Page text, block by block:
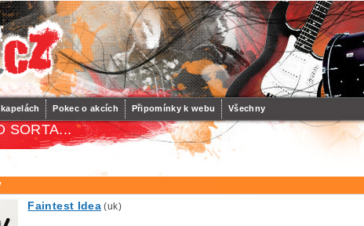
Pokec o akcích Připomínky k webu Všechny
SORTA...
Faintest Idea (uk)